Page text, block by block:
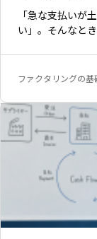
「急な支払いが
い」。そんなと
ファクタリングの基